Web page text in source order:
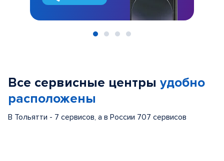
Все сервисные центры удобно
расположены
В Тольятти - 7 сервисов, а в России 707 сервисов